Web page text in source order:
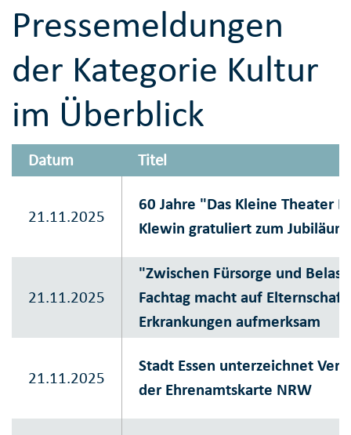
Pressemeldungen
der Kategorie Kultur
im Überblick
Datum Titel
21.11.2025
60 Jahre "Das Kleine Theater
Klewin gratuliert zum Jubiläum
21.11.2025
"Zwischen Fürsorge und
Fachtag macht auf
Erkrankungen aufmerksam
21.11.2025
Stadt Essen unterzeichnet
der Ehrenamtskarte NRW